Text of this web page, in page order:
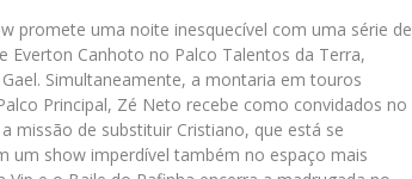
promete uma noite inesquecível com uma série de
Canhoto no Palco Talentos da Terra,
Simultaneamente, a montaria em touros
Principal, Zé Neto recebe como convidados no
missão de substituir Cristiano, que está se
um show imperdível também no espaço mais